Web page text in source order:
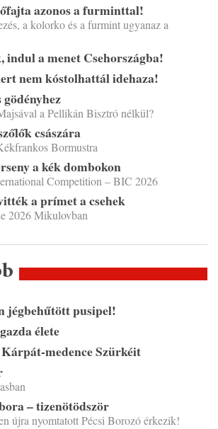
azonos a furminttal!
a kolorko és a furmint ugyanaz a
indul a menet Csehországba!
nem kóstolhattál idehaza!
a Pellikán Bisztró nélkül?
császára
Bormustra
a kék dombokon
Competition – BIC 2026
a prímet a csehek
2026 Mikulovban
jégbehűtött pusipel!
élete
medence Szürkéit
– tizenötödször
újra nyomtatott Pécsi Borozó érkezik!